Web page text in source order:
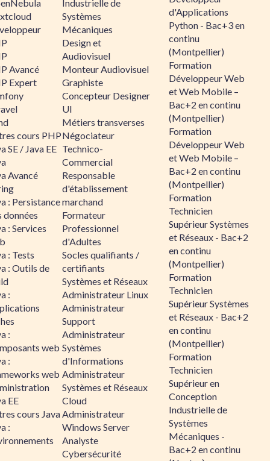
Avancé
Expert
cours PHP
SE / Java EE
Avancé
: Persistance
données
: Services
: Tests
: Outils de
:
:
web
:
web
EE
cours Java
:
Industrielle de
Systèmes
Mécaniques
Design et
Audiovisuel
Monteur Audiovisuel
Graphiste
Concepteur Designer
UI
Métiers transverses
Négociateur
Technico-
Commercial
Responsable
d'établissement
marchand
Formateur
Professionnel
d'Adultes
Socles qualifiants /
certifiants
Systèmes et Réseaux
Administrateur Linux
Administrateur
Support
Administrateur
Systèmes
d'Informations
Administrateur
Systèmes et Réseaux
Cloud
Administrateur
Windows Server
Analyste
Cybersécurité
d'Applications
Python - Bac+3 en
continu
(Montpellier)
Formation
Développeur Web
et Web Mobile –
Bac+2 en continu
(Montpellier)
Formation
Développeur Web
et Web Mobile –
Bac+2 en continu
(Montpellier)
Formation
Technicien
Supérieur Systèmes
et Réseaux - Bac+2
en continu
(Montpellier)
Formation
Technicien
Supérieur Systèmes
et Réseaux - Bac+2
en continu
(Montpellier)
Formation
Technicien
Supérieur en
Conception
Industrielle de
Systèmes
Mécaniques -
Bac+2 en continu